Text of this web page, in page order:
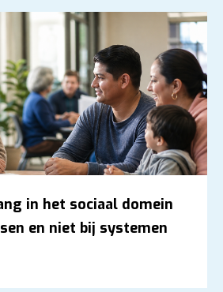
in het sociaal domein
en niet bij systemen